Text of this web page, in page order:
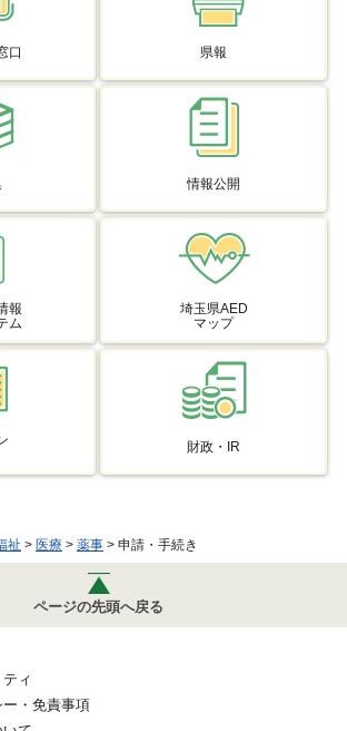
口 県報
情報公開
報
ム
埼玉県AED
マップ
財政・IR
祉 > 医療 > 薬事 > 申請・手続き
ページの先頭へ戻る
ィ
・免責事項